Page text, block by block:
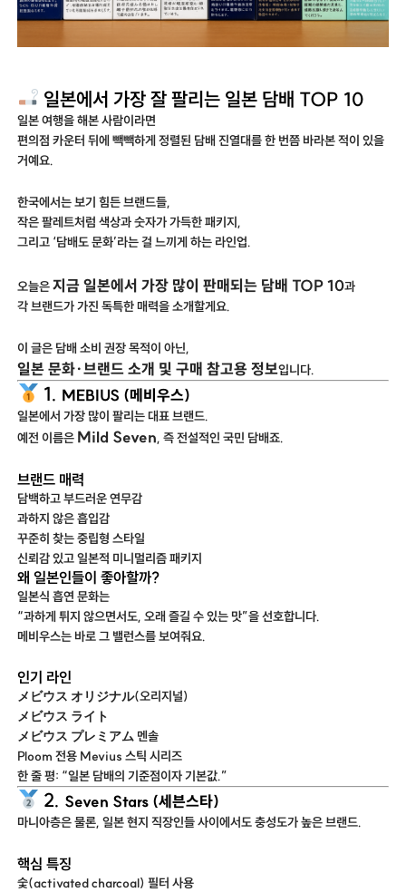
일본에서 가장 잘 팔리는 일본 담배 TOP 10
일본 여행을 해본 사람이라면
편의점 카운터 뒤에 빽빽하게 정렬된 담배 진열대를 한 번쯤 바라본 적이 있을
거예요.
한국에서는 보기 힘든 브랜드들,
작은 팔레트처럼 색상과 숫자가 가득한 패키지,
그리고 ‘담배도 문화’라는 걸 느끼게 하는 라인업.
오늘은지금 일본에서 가장 많이 판매되는 담배 TOP 10과
각 브랜드가 가진 독특한 매력을 소개할게요.
이 글은 담배 소비 권장 목적이 아닌,
일본 문화·브랜드 소개 및 구매 참고용 정보입니다.
1. MEBIUS (메비우스)
일본에서 가장 많이 팔리는 대표 브랜드.
예전 이름은 Mild Seven, 즉 전설적인 국민 담배죠.
브랜드 매력
담백하고 부드러운 연무감
과하지 않은 흡입감
꾸준히 찾는 중립형 스타일
신뢰감 있고 일본적 미니멀리즘 패키지
왜 일본인들이 좋아할까?
일본식 흡연 문화는
“과하게 튀지 않으면서도, 오래 즐길 수 있는 맛”을 선호합니다.
메비우스는 바로 그 밸런스를 보여줘요.
인기 라인
メビウス オリジナル(오리지널)
メビウス ライト
メビウス プレミアム 멘솔
Ploom 전용 Mevius 스틱 시리즈
한 줄 평: “일본 담배의 기준점이자 기본값.”
2. Seven Stars (세븐스타)
마니아층은 물론, 일본 현지 직장인들 사이에서도 충성도가 높은 브랜드.
핵심 특징
숯(activated charcoal) 필터 사용